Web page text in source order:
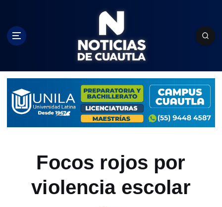
c
Focos rojos por
violencia escolar